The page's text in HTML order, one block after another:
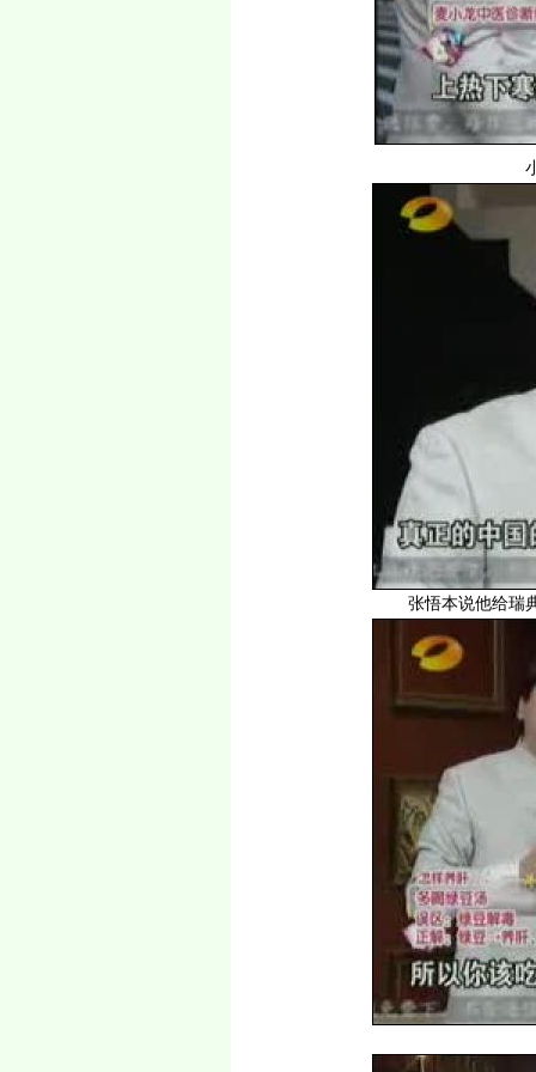
张悟本说他给瑞